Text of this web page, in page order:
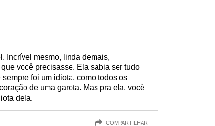
Incrível mesmo, linda demais,
você precisasse. Ela sabia ser tudo
foi um idiota, como todos os
de uma garota. Mas pra ela, você
dela.
COMPARTILHAR